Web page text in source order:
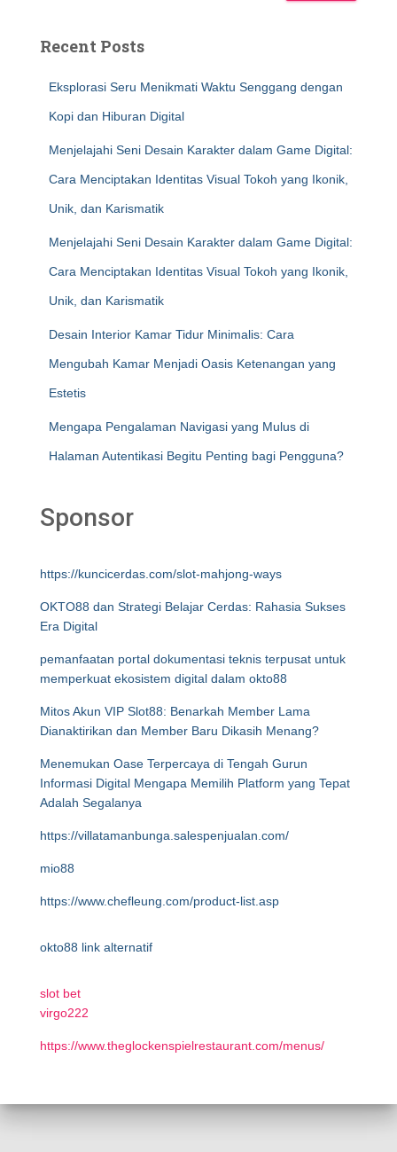
Recent Posts
Eksplorasi Seru Menikmati Waktu Senggang dengan
Kopi dan Hiburan Digital
Menjelajahi Seni Desain Karakter dalam Game Digital:
Cara Menciptakan Identitas Visual Tokoh yang Ikonik,
Unik, dan Karismatik
Menjelajahi Seni Desain Karakter dalam Game Digital:
Cara Menciptakan Identitas Visual Tokoh yang Ikonik,
Unik, dan Karismatik
Desain Interior Kamar Tidur Minimalis: Cara
Mengubah Kamar Menjadi Oasis Ketenangan yang
Estetis
Mengapa Pengalaman Navigasi yang Mulus di
Halaman Autentikasi Begitu Penting bagi Pengguna?
Sponsor
https://kuncicerdas.com/slot-mahjong-ways
OKTO88 dan Strategi Belajar Cerdas: Rahasia Sukses
Era Digital
pemanfaatan portal dokumentasi teknis terpusat untuk
memperkuat ekosistem digital dalam okto88
Mitos Akun VIP Slot88: Benarkah Member Lama
Dianaktirikan dan Member Baru Dikasih Menang?
Menemukan Oase Terpercaya di Tengah Gurun
Informasi Digital Mengapa Memilih Platform yang Tepat
Adalah Segalanya
https://villatamanbunga.salespenjualan.com/
mio88
https://www.chefleung.com/product-list.asp
okto88 link alternatif
slot bet
virgo222
https://www.theglockenspielrestaurant.com/menus/